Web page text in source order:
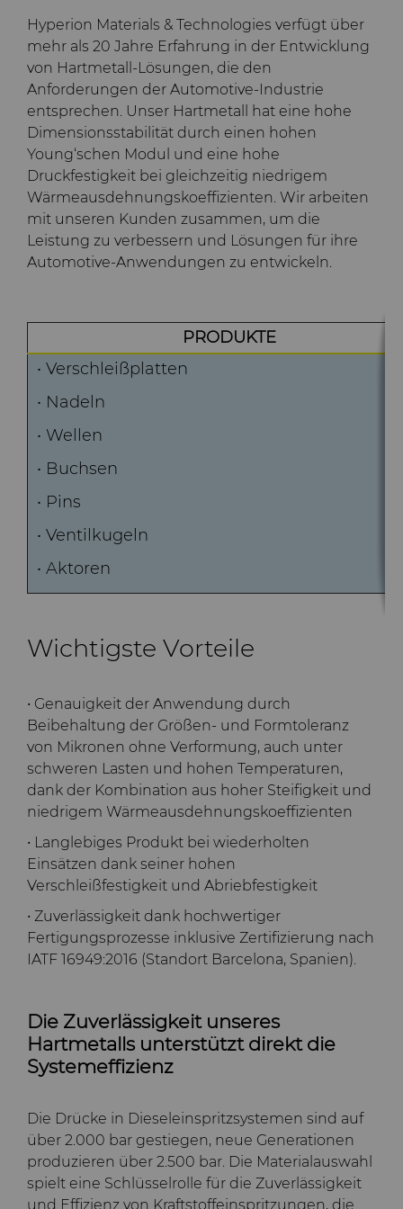
Richtbohrwerkzeuge
Bohrlochkomplettierung
und Fracking
Durchflussregelventile
PCBN
BZN™ Kompakte
Specialty Thick BZN™
PCD
Compax™ PCD-
Werkzeugrohlinge
PCD der P-Serie
PCD der U-Serie
Pressfertige Pulver
Benutzerdefinierte Sorten
Standard-Sorten
Rotierende Messerwalzen
Lösungen im Bereich der
rotierenden Messerwalzen
Dienste
Sägezähne und Rohlinge
Sägezähne für die
Streifen-Rohlinge
Verschleißteile
Werkzeuge für die
Kaltumformung
Motor und Getriebe
Verschleißlösungen
Bergbaulösungen
Präzisionsmesswerkzeuge
Drahtziehwerkzeuge
Zusätzliche Rohteile für das
geschliffene Spitzen aus
Compax™ PCD
6UDPlus Stahlcord-
Drahtziehqualität
Werkzeugbau
Forschung & Entwicklung
Allgemeine
Geschäftsbedingungen
Hyperion Materials & Technologies verfügt über
mehr als 20 Jahre Erfahrung in der Entwicklung
von Hartmetall-Lösungen, die den
Anforderungen der Automotive-Industrie
entsprechen. Unser Hartmetall hat eine hohe
Dimensionsstabilität durch einen hohen
Young‘schen Modul und eine hohe
Druckfestigkeit bei gleichzeitig niedrigem
Wärmeausdehnungskoeffizienten. Wir arbeiten
mit unseren Kunden zusammen, um die
Leistung zu verbessern und Lösungen für ihre
Automotive-Anwendungen zu entwickeln.
PRODUKTE
• Verschleißplatten
• Nadeln
• Wellen
• Buchsen
• Pins
• Ventilkugeln
• Aktoren
Wichtigste Vorteile
• Genauigkeit der Anwendung durch
Beibehaltung der Größen- und Formtoleranz
von Mikronen ohne Verformung, auch unter
schweren Lasten und hohen Temperaturen,
dank der Kombination aus hoher Steifigkeit und
niedrigem Wärmeausdehnungskoeffizienten
• Langlebiges Produkt bei wiederholten
Einsätzen dank seiner hohen
Verschleißfestigkeit und Abriebfestigkeit
• Zuverlässigkeit dank hochwertiger
Fertigungsprozesse inklusive Zertifizierung nach
IATF 16949:2016 (Standort Barcelona, Spanien).
Die Zuverlässigkeit unseres
Hartmetalls unterstützt direkt die
Systemeffizienz
Die Drücke in Dieseleinspritzsystemen sind auf
über 2.000 bar gestiegen, neue Generationen
produzieren über 2.500 bar. Die Materialauswahl
spielt eine Schlüsselrolle für die Zuverlässigkeit
und Effizienz von Kraftstoffeinspritzungen, die